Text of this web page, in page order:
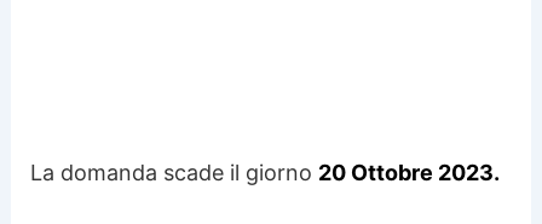
La domanda scade il giorno 20 Ottobre 2023.